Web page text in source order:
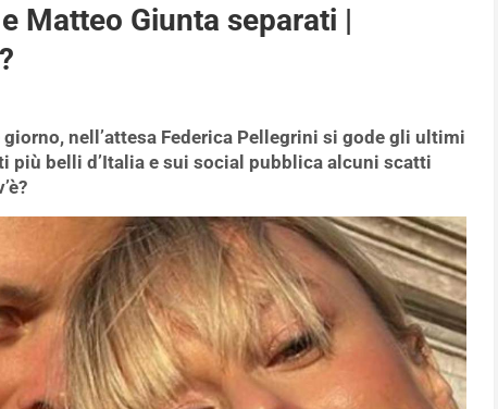
Matteo Giunta separati |
nell’attesa Federica Pellegrini si gode gli ultimi
più belli d’Italia e sui social pubblica alcuni scatti